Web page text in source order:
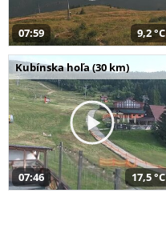
07:59 9,2 °C
Kubínska hoľa (30 km)
07:46 17,5 °C